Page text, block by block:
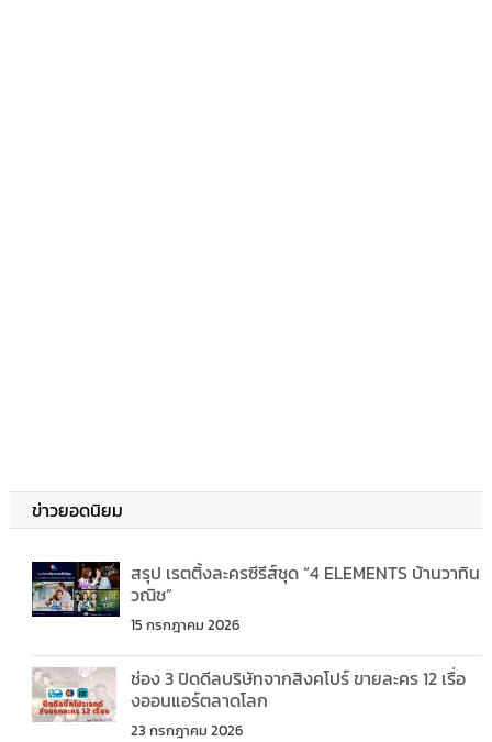
ข่าวยอดนิยม
สรุป เรตติ้งละครซีรีส์ชุด “4 ELEMENTS บ้านวาทิน
วณิช”
15 กรกฎาคม 2026
ช่อง 3 ปิดดีลบริษัทจากสิงคโปร์ ขายละคร 12 เรื่อ
งออนแอร์ตลาดโลก
23 กรกฎาคม 2026